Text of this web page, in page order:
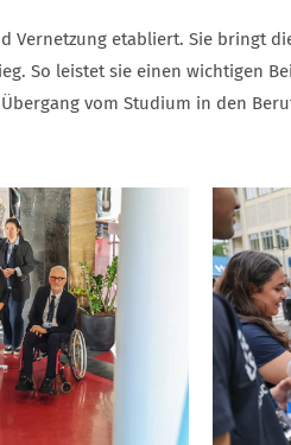
etabliert. Sie bringt
So leistet sie einen wichtigen
vom Studium in den